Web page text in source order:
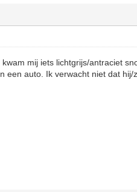
mij iets lichtgrijs/antraciet
auto. Ik verwacht niet dat hij/